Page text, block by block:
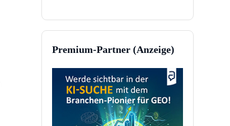
Premium-Partner (Anzeige)